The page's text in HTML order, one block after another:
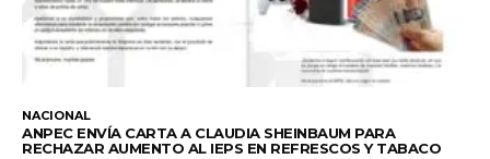
NACIONAL
ANPEC ENVÍA CARTA A CLAUDIA SHEINBAUM PARA
RECHAZAR AUMENTO AL IEPS EN REFRESCOS Y TABACO